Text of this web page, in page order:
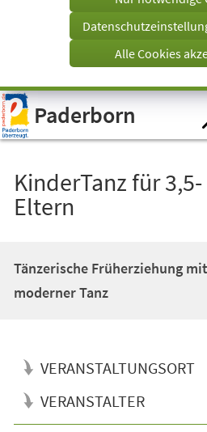
Visuelle
Assistenzsoftware
öffnen.
Tab)
Alle Cookies
Paderborn
KinderTanz für
Eltern
Tänzerische Früherziehung
moderner Tanz
VERANSTALTUNGSORT
VERANSTALTER